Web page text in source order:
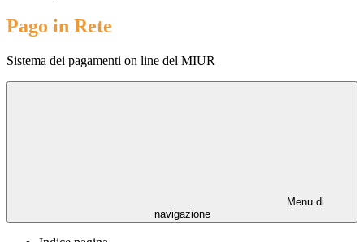
Pago in Rete
Sistema dei pagamenti on line del MIUR
Menu di
navigazione